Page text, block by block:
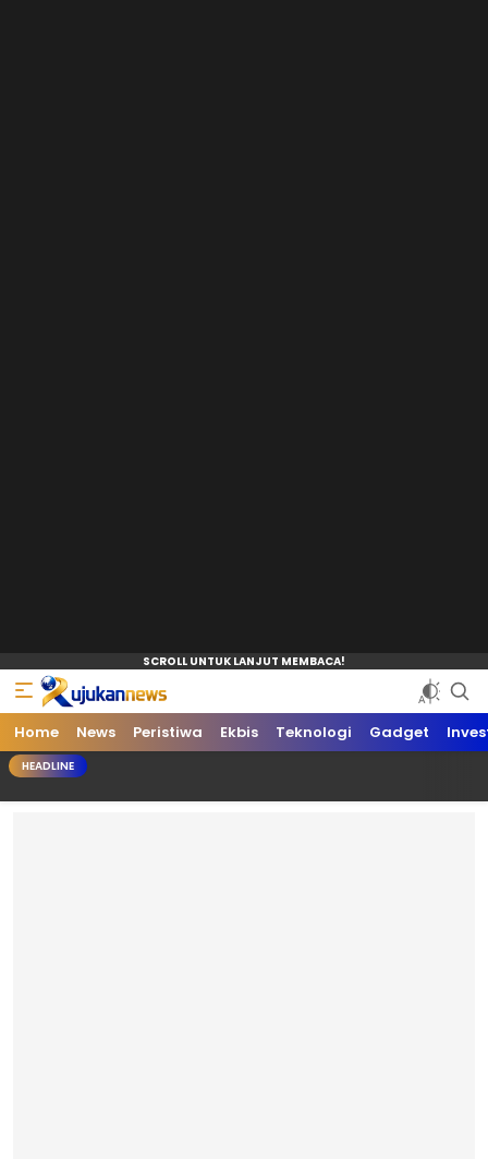
Home News Peristiwa Ekbis Teknologi Gadget
HEADLINE